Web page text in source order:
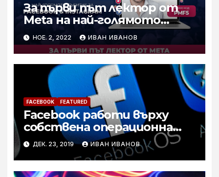
За първи път лектор от
Meta на най-голямото
събитие за Facebook &
Instagram в България
НОЕ. 2, 2022 ИВАН ИВАНОВ
FACEBOOK FEATURED
Facebook работи върху
собствена операционна
система
ДЕК. 23, 2019 ИВАН ИВАНОВ